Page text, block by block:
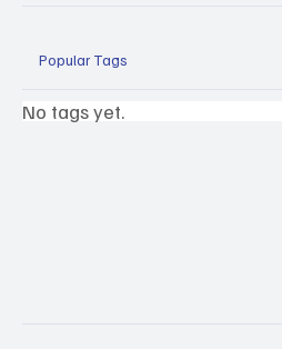
Popular Tags
No tags yet.